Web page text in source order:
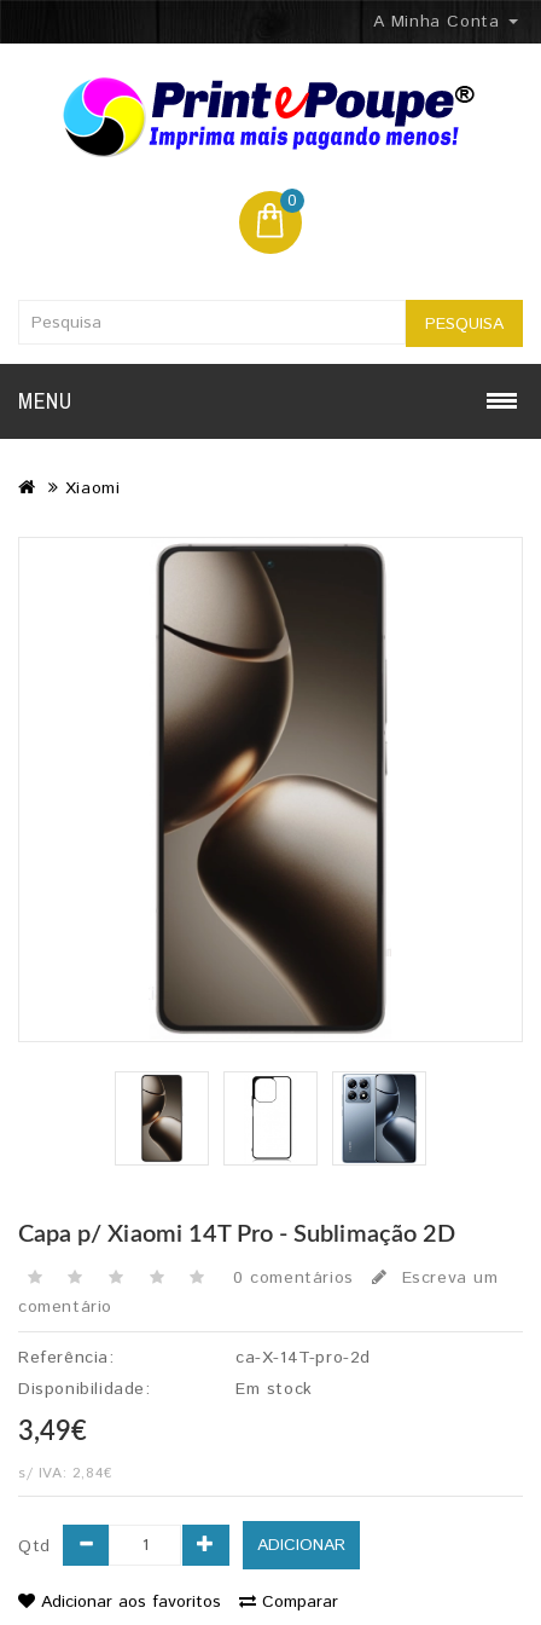
A Minha Conta
0
PESQUISA
MENU
Xiaomi
Capa p/ Xiaomi 14T Pro - Sublimação 2D
0 comentários
Escreva um
comentário
Referência:
ca-X-14T-pro-2d
Disponibilidade:
Em stock
3,49€
s/ IVA: 2,84€
Qtd ADICIONAR
Adicionar aos favoritos Comparar